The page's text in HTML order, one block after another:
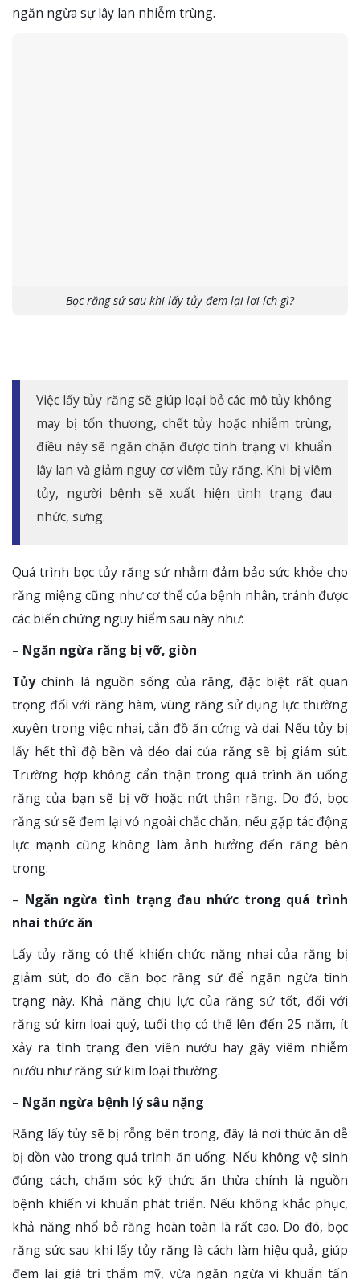
ngăn ngừa sự lây lan nhiễm trùng.
Bọc răng sứ sau khi lấy tủy đem lại lợi ích gì?
Việc lấy tủy răng sẽ giúp loại bỏ các mô tủy không
may bị tổn thương, chết tủy hoặc nhiễm trùng,
điều này sẽ ngăn chặn được tình trạng vi khuẩn
lây lan và giảm nguy cơ viêm tủy răng. Khi bị viêm
tủy, người bệnh sẽ xuất hiện tình trạng đau
nhức, sưng.
Quá trình bọc tủy răng sứ nhằm đảm bảo sức khỏe cho
răng miệng cũng như cơ thể của bệnh nhân, tránh được
các biến chứng nguy hiểm sau này như:
– Ngăn ngừa răng bị vỡ, giòn
Tủychính là nguồn sống của răng, đặc biệt rất quan
trọng đối với răng hàm, vùng răng sử dụng lực thường
xuyên trong việc nhai, cắn đồ ăn cứng và dai. Nếu tủy bị
lấy hết thì độ bền và dẻo dai của răng sẽ bị giảm sút.
Trường hợp không cẩn thận trong quá trình ăn uống
răng của bạn sẽ bị vỡ hoặc nứt thân răng. Do đó, bọc
răng sứ sẽ đem lại vỏ ngoài chắc chắn, nếu gặp tác động
lực mạnh cũng không làm ảnh hưởng đến răng bên
trong.
– Ngăn ngừa tình trạng đau nhức trong quá trình
nhai thức ăn
Lấy tủy răng có thể khiến chức năng nhai của răng bị
giảm sút, do đó cần bọc răng sứ để ngăn ngừa tình
trạng này. Khả năng chịu lực của răng sứ tốt, đối với
răng sứ kim loại quý, tuổi thọ có thể lên đến 25 năm, ít
xảy ra tình trạng đen viền nướu hay gây viêm nhiễm
nướu như răng sứ kim loại thường.
– Ngăn ngừa bệnh lý sâu nặng
Răng lấy tủy sẽ bị rỗng bên trong, đây là nơi thức ăn dễ
bị dồn vào trong quá trình ăn uống. Nếu không vệ sinh
đúng cách, chăm sóc kỹ thức ăn thừa chính là nguồn
bệnh khiến vi khuẩn phát triển. Nếu không khắc phục,
khả năng nhổ bỏ răng hoàn toàn là rất cao. Do đó, bọc
răng sức sau khi lấy tủy răng là cách làm hiệu quả, giúp
đem lại giá trị thẩm mỹ, vừa ngăn ngừa vi khuẩn tấn